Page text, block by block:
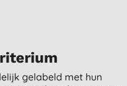
gelabeld met hun